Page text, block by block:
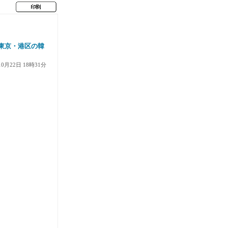
京・港区の韓
月22日 18時31分